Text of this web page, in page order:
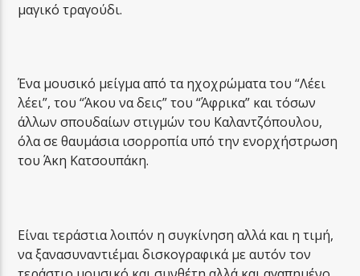
μαγικό τραγούδι.
Ένα μουσικό μείγμα από τα ηχοχρώματα του “Λέει
λέει”, του “Άκου να δεις” του “Άφρικα” και τόσων
άλλων σπουδαίων στιγμών του Καλαντζόπουλου,
όλα σε θαυμάσια ισορροπία υπό την ενορχήστρωση
του Άκη Κατσουπάκη.
Είναι τεράστια λοιπόν η συγκίνηση αλλά και η τιμή,
να ξανασυναντιέμαι δισκογραφικά με αυτόν τον